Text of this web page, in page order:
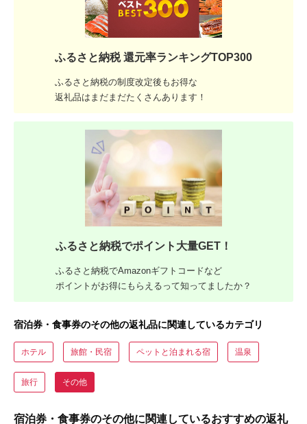
ふるさと納税 還元率ランキングTOP300
ふるさと納税の制度改定後もお得な
返礼品はまだまだたくさんあります！
ふるさと納税でポイント大量GET！
ふるさと納税でAmazonギフトコードなど
ポイントがお得にもらえるって知ってましたか？
宿泊券・食事券のその他の返礼品に関連しているカテゴリ
ホテル 旅館・民宿 ペットと泊まれる宿 温泉
旅行 その他
宿泊券・食事券のその他に関連しているおすすめの返礼